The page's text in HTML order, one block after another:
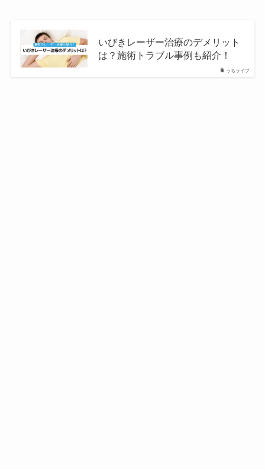
うちライフ
いびきレーザー治療のデメリット
は？施術トラブル事例も紹介！